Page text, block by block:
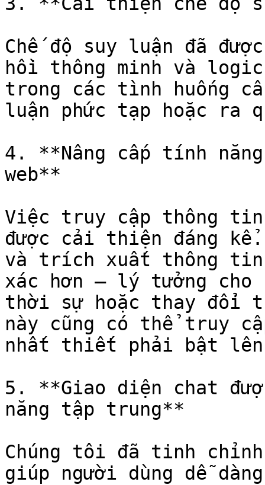
Chế độ suy luận đã
hồi thông minh và
trong các tình huống
luận phức tạp hoặc ra
4. **Nâng cấp tính
web**
Việc truy cập thông
được cải thiện đáng
và trích xuất thông tin
xác hơn — lý tưởng
thời sự hoặc thay đổi
này cũng có thể truy
nhất thiết phải bật
5. **Giao diện chat
năng tập trung**
Chúng tôi đã tinh
giúp người dùng dễ